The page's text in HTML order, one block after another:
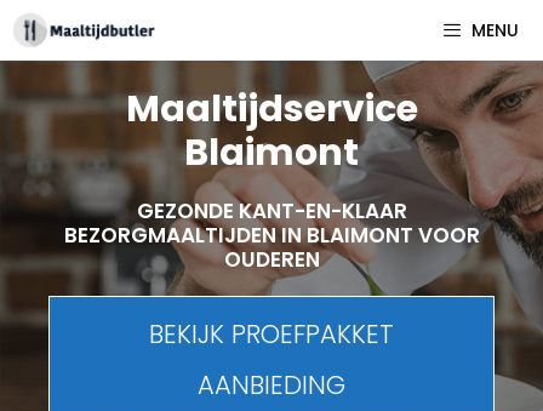
Spring
naar
inhoud
MENU
Maaltijdservice
Blaimont
GEZONDE KANT-EN-KLAAR
BEZORGMAALTIJDEN IN BLAIMONT VOOR
OUDEREN
BEKIJK PROEFPAKKET
AANBIEDING